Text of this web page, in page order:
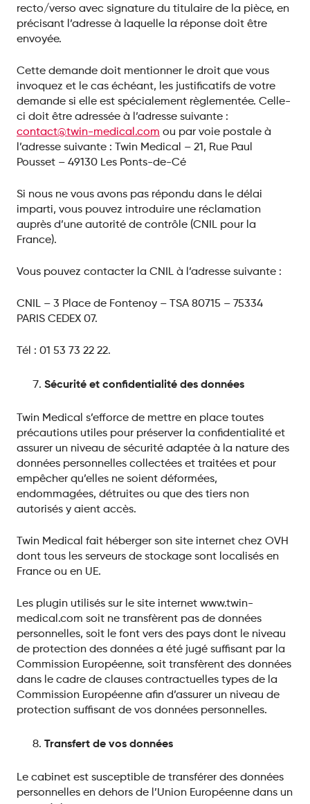
recto/verso avec signature du titulaire de la pièce, en
précisant l’adresse à laquelle la réponse doit être
envoyée.
Cette demande doit mentionner le droit que vous
invoquez et le cas échéant, les justificatifs de votre
demande si elle est spécialement règlementée. Celle-
ci doit être adressée à l’adresse suivante :
contact@twin-medical.com ou par voie postale à
l’adresse suivante : Twin Medical – 21, Rue Paul
Pousset – 49130 Les Ponts-de-Cé
Si nous ne vous avons pas répondu dans le délai
imparti, vous pouvez introduire une réclamation
auprès d’une autorité de contrôle (CNIL pour la
France).
Vous pouvez contacter la CNIL à l’adresse suivante :
CNIL – 3 Place de Fontenoy – TSA 80715 – 75334
PARIS CEDEX 07.
Tél : 01 53 73 22 22.
Sécurité et confidentialité des données
Twin Medical s’efforce de mettre en place toutes
précautions utiles pour préserver la confidentialité et
assurer un niveau de sécurité adaptée à la nature des
données personnelles collectées et traitées et pour
empêcher qu’elles ne soient déformées,
endommagées, détruites ou que des tiers non
autorisés y aient accès.
Twin Medical fait héberger son site internet chez OVH
dont tous les serveurs de stockage sont localisés en
France ou en UE.
Les plugin utilisés sur le site internet www.twin-
medical.com soit ne transfèrent pas de données
personnelles, soit le font vers des pays dont le niveau
de protection des données a été jugé suffisant par la
Commission Européenne, soit transfèrent des données
dans le cadre de clauses contractuelles types de la
Commission Européenne afin d’assurer un niveau de
protection suffisant de vos données personnelles.
Transfert de vos données
Le cabinet est susceptible de transférer des données
personnelles en dehors de l’Union Européenne dans un